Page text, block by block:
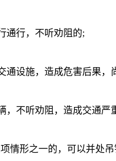
通行，不听劝阻的;
通设施，造成危害后果，
，不听劝阻，造成交通严
情形之一的，可以并处